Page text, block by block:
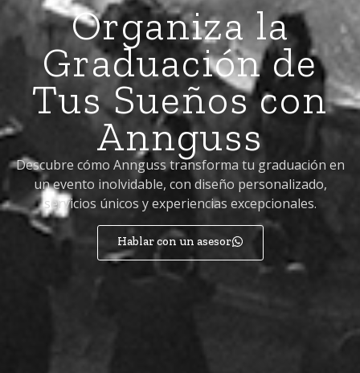
Organiza la
Graduación de
Tus Sueños con
Annguss
Descubre cómo Annguss transforma tu graduación en
un evento inolvidable, con diseño personalizado,
servicios únicos y experiencias excepcionales.
Hablar con un asesor